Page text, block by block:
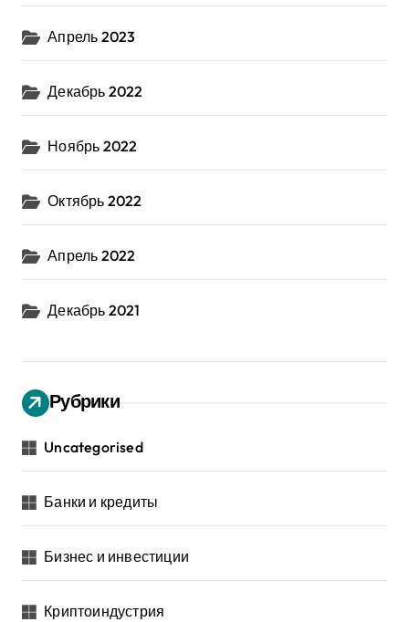
Апрель 2023
Декабрь 2022
Ноябрь 2022
Октябрь 2022
Апрель 2022
Декабрь 2021
Рубрики
Uncategorised
Банки и кредиты
Бизнес и инвестиции
Криптоиндустрия